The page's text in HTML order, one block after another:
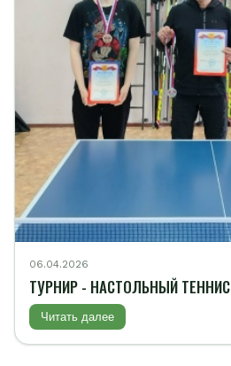
06.04.2026
ТУРНИР - НАСТОЛЬНЫЙ ТЕННИС
Читать далее